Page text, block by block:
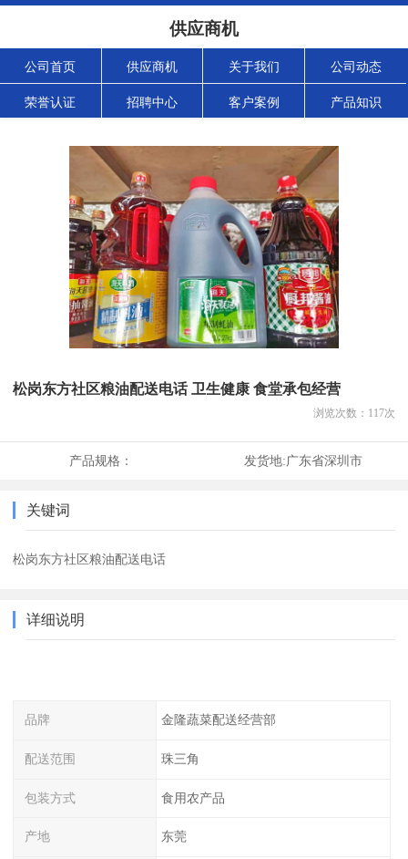
供应商机
公司首页 供应商机 关于我们 公司动态
荣誉认证 招聘中心 客户案例 产品知识
松岗东方社区粮油配送电话 卫生健康 食堂承包经营
浏览次数： 117次
产品规格： 发货地:广东省深圳市
关键词
松岗东方社区粮油配送电话
详细说明
品牌 金隆蔬菜配送经营部
配送范围 珠三角
包装方式 食用农产品
产地 东莞